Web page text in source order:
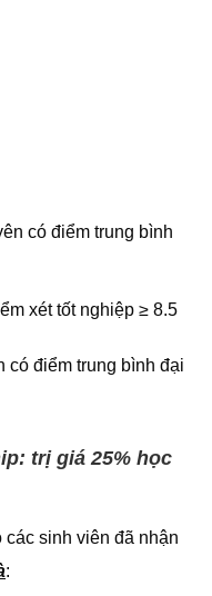
có điểm trung bình
xét tốt nghiệp ≥ 8.5
có điểm trung bình đại
trị giá 25% học
các sinh viên đã nhận
: